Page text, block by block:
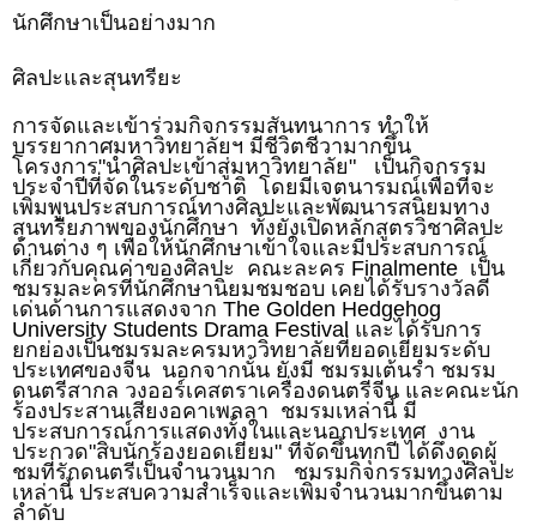
นักศึกษาเป็นอย่างมาก
ศิลปะและสุนทรียะ
การจัดและเข้าร่วมกิจกรรมสันทนาการ ทำให้
บรรยากาศมหาวิทยาลัยฯ มีชีวิตชีวามากขึ้น
โครงการ"นำศิลปะเข้าสู่มหาวิทยาลัย"
เป็นกิจกรรม
ประจำปีที่จัดในระดับชาติ โดยมีเจตนารมณ์เพื่อที่จะ
เพิ่มพูนประสบการณ์ทางศิลปะและพัฒนารสนิยมทาง
สุนทรียภาพของนักศึกษา ทั้งยังเปิดหลักสูตรวิชาศิลปะ
ด้านต่าง ๆ เพื่อให้นักศึกษาเข้าใจและมีประสบการณ์
เกี่ยวกับคุณค่าของศิลปะ
คณะละคร Finalmente เป็น
ชมรมละครที่นักศึกษานิยมชมชอบ เคยได้รับรางวัลดี
เด่นด้านการแสดงจาก The Golden Hedgehog
University Students Drama Festival และได้รับการ
ยกย่องเป็นชมรมละครมหาวิทยาลัยที่ยอดเยี่ยมระดับ
ประเทศของจีน นอกจากนั้น ยังมี ชมรมเต้นรำ ชมรม
ดนตรีสากล วงออร์เคสตราเครื่องดนตรีจีน และคณะนัก
ร้องประสานเสียงอคาเพลลา ชมรมเหล่านี้ มี
ประสบการณ์การแสดงทั้งในและนอกประเทศ งาน
ประกวด"สิบนักร้องยอดเยี่ยม" ที่จัดขึ้นทุกปี ได้ดึงดูดผู้
ชมที่รักดนตรีเป็นจำนวนมาก
ชมรมกิจกรรมทางศิลปะ
เหล่านี้ ประสบความสำเร็จและเพิ่มจำนวนมากขึ้นตาม
ลำดับ